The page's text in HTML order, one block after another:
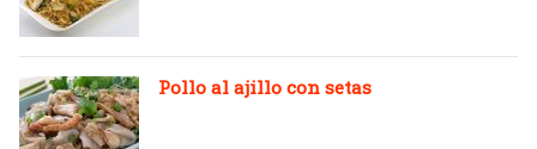
Pollo al ajillo con setas